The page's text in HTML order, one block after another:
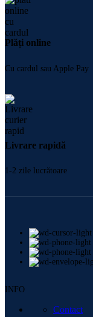
Plăți online
Cu cardul sau Apple Pay
Livrare rapidă
1-2 zile lucrătoare
INFO
Contact